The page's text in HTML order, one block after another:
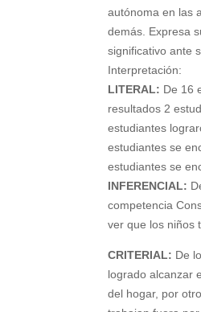
autónoma en las
demás. Expresa
significativo ante
Interpretación:
LITERAL: De 16
resultados 2
estudiantes
estudiantes se
estudiantes se
INFERENCIAL:
competencia
ver que los niños
CRITERIAL: De
logrado alcanzar
del hogar, por